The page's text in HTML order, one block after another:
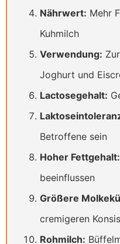
Nährwert: Mehr
Kuhmilch
Verwendung:
Joghurt und
Lactosegehalt:
Betroffene sein
Hoher Fettgehalt:
beeinflussen
Größere
cremigeren
Rohmilch: